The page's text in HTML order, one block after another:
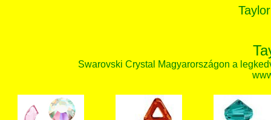
Swarovski Crystal Magyarországon a